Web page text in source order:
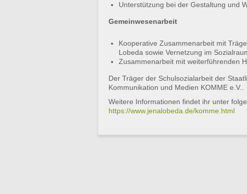
Unterstützung bei der Gestaltung und
Gemeinwesenarbeit
Kooperative Zusammenarbeit mit
Lobeda sowie Vernetzung im
Zusammenarbeit mit weiterführenden
Der Träger der Schulsozialarbeit der
Kommunikation und Medien KOMME e.V..
Weitere Informationen findet ihr unter
https://www.jenalobeda.de/komme.html